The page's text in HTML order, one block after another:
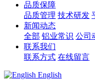
品质保障
品质管理 技术研发
新闻动态
全部 铝业常识 公司
联系我们
联系方式 在线留言
English